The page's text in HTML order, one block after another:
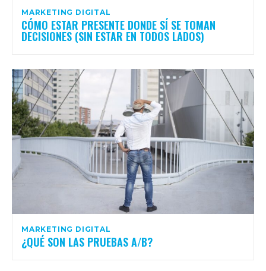
MARKETING DIGITAL
CÓMO ESTAR PRESENTE DONDE SÍ SE TOMAN
DECISIONES (SIN ESTAR EN TODOS LADOS)
MARKETING DIGITAL
¿QUÉ SON LAS PRUEBAS A/B?